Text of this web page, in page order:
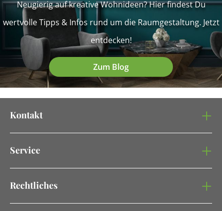
Neugierig auf kreative Wohnideen? Hier findest Du
wertvolle Tipps & Infos rund um die Raumgestaltung. Jetzt
entdecken!
Zum Blog
Kontakt
Service
Rechtliches